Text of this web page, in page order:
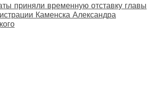
приняли временную отставку главы
Каменска Александра